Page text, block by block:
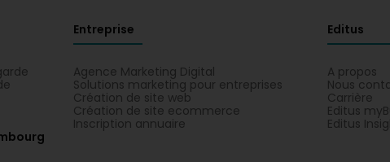
Entreprise
Agence Marketing Digital
Solutions marketing pour entreprises
Création de site web
Création de site ecommerce
Inscription annuaire
Editus
A propos
Nous
Carrière
Editus
Editus